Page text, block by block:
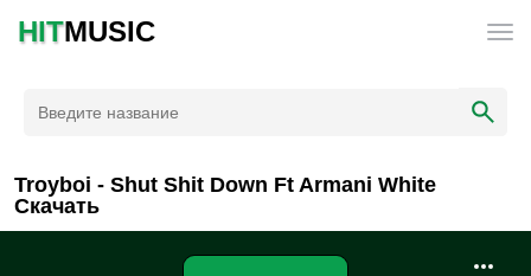
HITMUSIC
Troyboi - Shut Shit Down Ft Armani White
Скачать